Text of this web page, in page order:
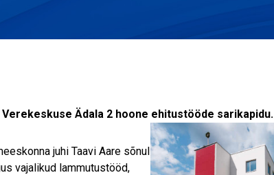
Ädala 2 hoone ehitustööde sarikapidu.
juhi Taavi Aare sõnul
vajalikud lammutustööd,